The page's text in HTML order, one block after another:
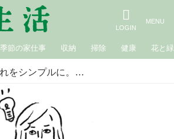
季節の家仕事 収納 掃除 健康 花と緑
お金の流れをシンプルに。考えない家計管理◇お金の通り道を意識する